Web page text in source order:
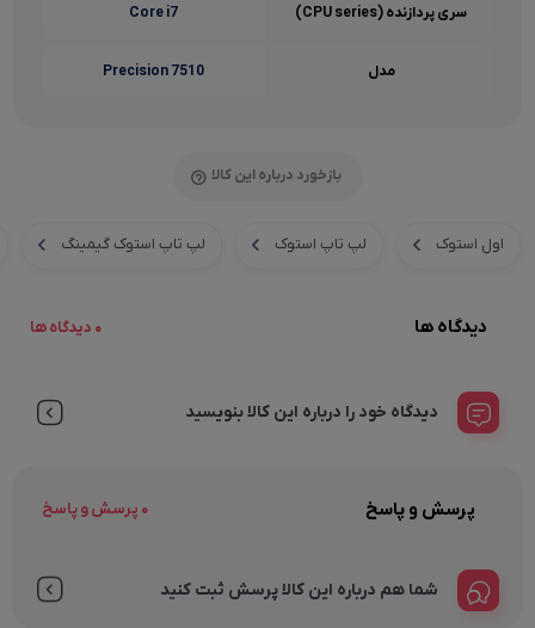
سری پردازنده (CPU series) Core i7
مدل Precision 7510
بازخورد درباره این کالا
اول استوک لپ تاپ استوک لپ تاپ استوک گیمینگ
دیدگاه ها 0 دیدگاه ها
دیدگاه خود را درباره این کالا بنویسید
پرسش و پاسخ 0 پرسش و پاسخ
شما هم درباره این کالا پرسش ثبت کنید